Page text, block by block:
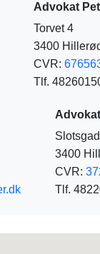
Advokat
Torvet 4
3400
CVR:
Tlf.
3400
CVR:
Tlf.